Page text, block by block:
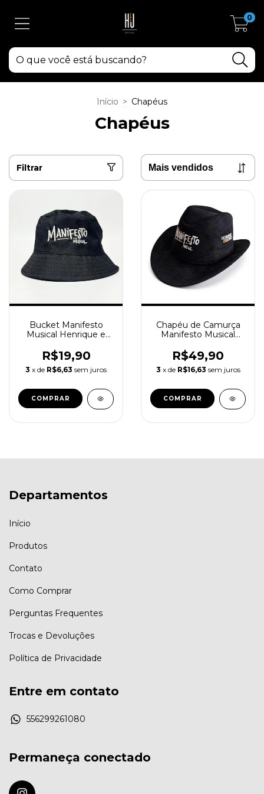
0
Início > Chapéus
Chapéus
Filtrar
Bucket Manifesto
Musical Henrique e
R$19,90
3 x de R$6,63 sem juros
COMPRAR
Chapéu de Camurça
Manifesto Musical
R$49,90
3 x de R$16,63 sem juros
COMPRAR
Departamentos
Início
Produtos
Contato
Como Comprar
Perguntas Frequentes
Trocas e Devoluções
Política de Privacidade
Entre em contato
556299261080
Permaneça conectado